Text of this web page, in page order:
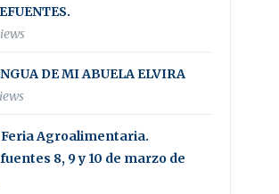
DE MI ABUELA ELVIRA
Agroalimentaria.
8, 9 y 10 de marzo de